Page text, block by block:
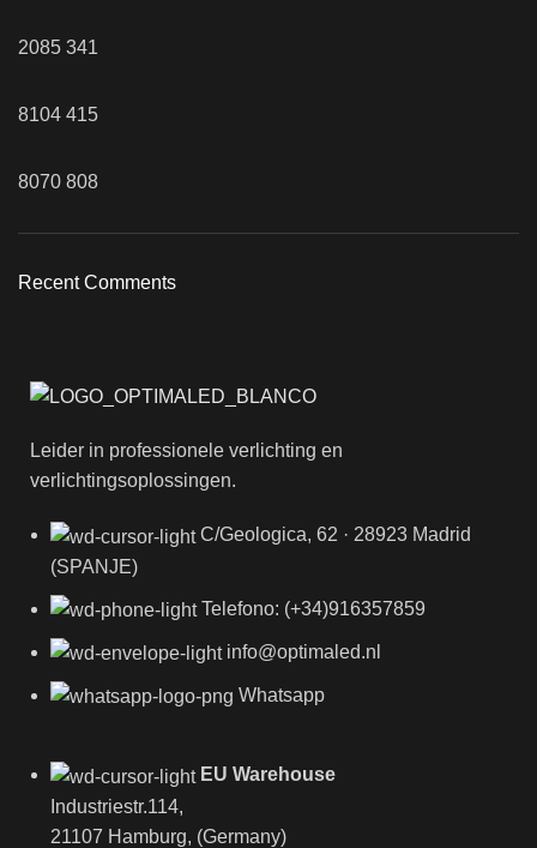
2085 341
8104 415
8070 808
Recent Comments
Leider in professionele verlichting en
verlichtingsoplossingen.
C/Geologica, 62 · 28923 Madrid
(SPANJE)
Telefono: (+34)916357859
info@optimaled.nl
Whatsapp
EU Warehouse
Industriestr.114,
21107 Hamburg, (Germany)